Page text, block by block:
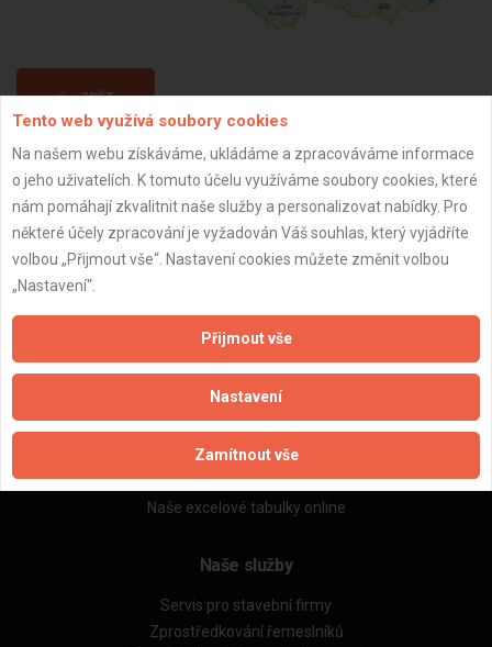
ZPĚT
Aktualizováno z portálu ARES dne 28.12.2023 21:45:09
Naše firmy a řemeslníci
Zpracování a ochrana osobních údajů
Zásady pro používání souborů cookie
Obchodní podmínky (zprostředkování)
Obchodní podmínky (rozpočtování)
Reference
Naše excelové tabulky online
Naše služby
Servis pro stavební firmy
Zprostředkování řemeslníků
Tento web využívá soubory cookies
Na našem webu získáváme, ukládáme a zpracováváme informace
o jeho uživatelích. K tomuto účelu využíváme soubory cookies, které
nám pomáhají zkvalitnit naše služby a personalizovat nabídky. Pro
některé účely zpracování je vyžadován Váš souhlas, který vyjádříte
volbou „Přijmout vše“. Nastavení cookies můžete změnit volbou
„Nastavení“.
Přijmout vše
Nastavení
Zamítnout vše